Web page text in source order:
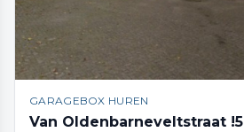
GARAGEBOX HUREN
Van Oldenbarneveltstraat !5